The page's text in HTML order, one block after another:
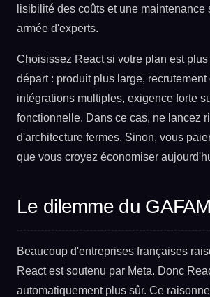
lisibilité des coûts et une maintenance
armée d'experts.
Choisissez React si votre plan est
départ : produit plus large, recrutement
intégrations multiples, exigence forte
fonctionnelle. Dans ce cas, ne lancez
d'architecture fermes. Sinon, vous
que vous croyez économiser
Le dilemme du
Beaucoup d'entreprises françaises
React est soutenu par Meta. Donc
automatiquement plus sûr. Ce